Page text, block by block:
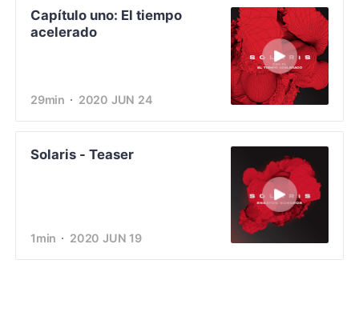
Capítulo uno: El tiempo
acelerado
29min 2020 JUN 24
Solaris - Teaser
1min 2020 JUN 19